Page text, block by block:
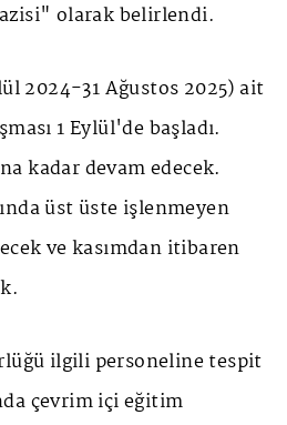
olarak belirlendi.
2024-31 Ağustos 2025) ait
1 Eylül'de başladı.
kadar devam edecek.
üst üste işlenmeyen
ve kasımdan itibaren
ilgili personeline tespit
çevrim içi eğitim